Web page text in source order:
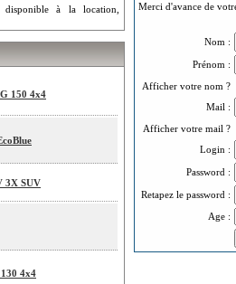
disponible à la location,
150 4x4
3X SUV
4x4
Merci d'avance de
Nom :
Prénom :
Afficher votre nom ?
Mail :
Afficher votre mail ?
Login :
Password :
Retapez le password :
Age :